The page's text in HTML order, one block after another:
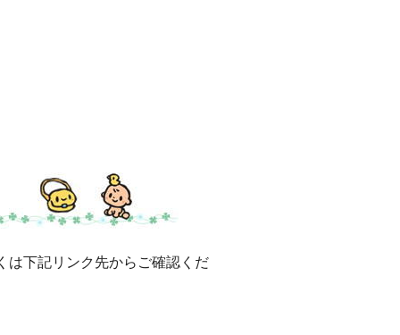
は下記リンク先からご確認くだ